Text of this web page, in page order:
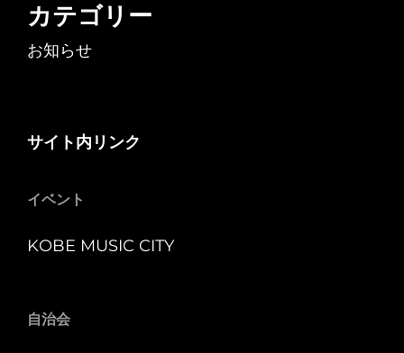
カテゴリー
お知らせ
サイト内リンク
イベント
KOBE MUSIC CITY
自治会